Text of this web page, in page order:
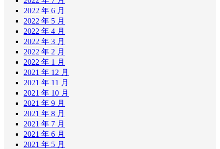
2022 年 6 月
2022 年 5 月
2022 年 4 月
2022 年 3 月
2022 年 2 月
2022 年 1 月
2021 年 12 月
2021 年 11 月
2021 年 10 月
2021 年 9 月
2021 年 8 月
2021 年 7 月
2021 年 6 月
2021 年 5 月